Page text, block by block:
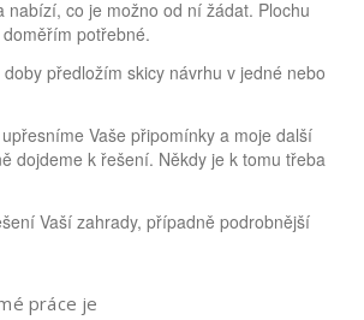
nabízí, co je možno od ní žádat. Plochu
potřebné.
předložím skicy návrhu v jedné nebo
Vaše připomínky a moje další
dojdeme k řešení. Někdy je k tomu třeba
Vaší zahrady, případně podrobnější
práce je